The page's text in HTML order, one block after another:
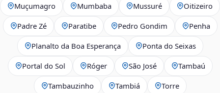
Muçumagro Mumbaba Mussuré Oitizeiro
Padre Zé Paratibe Pedro Gondim Penha
Planalto da Boa Esperança Ponta do Seixas
Portal do Sol Róger São José Tambaú
Tambauzinho Tambiá Torre